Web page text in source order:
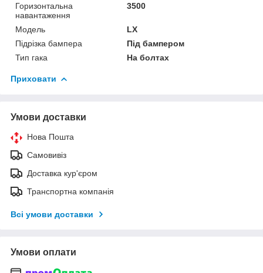
Горизонтальна
навантаження
3500
Мoдель
LX
Підрізка бампера
Під бампером
Тип гака
На болтах
Приховати
Умови доставки
Нова Пошта
Самовивіз
Доставка кур'єром
Транспортна компанія
Всі умови доставки
Умови оплати